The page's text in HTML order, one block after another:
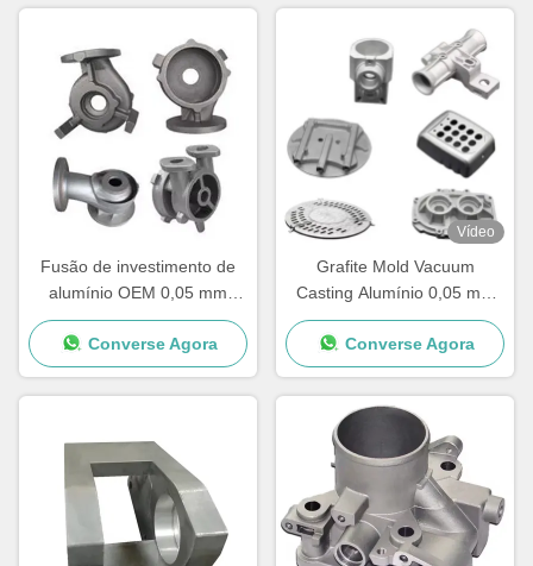
Fusão de investimento de
alumínio OEM 0,05 mm
Fusão de investimento de
aço de precisão
Converse Agora
Vídeo
Grafite Mold Vacuum
Casting Alumínio 0,05 mm
CNC Metal Machining Parts
Converse Agora